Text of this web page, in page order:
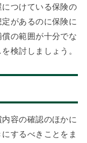
つけている保険の
があるのに保険に
の範囲が十分でな
検討しましょう。
容の確認のほかに
するべきことをま